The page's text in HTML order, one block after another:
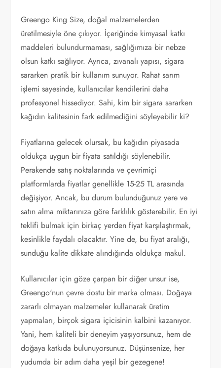
Greengo King Size, doğal malzemelerden
üretilmesiyle öne çıkıyor. İçeriğinde kimyasal katkı
maddeleri bulundurmaması, sağlığımıza bir nebze
olsun katkı sağlıyor. Ayrıca, zıvanalı yapısı, sigara
sararken pratik bir kullanım sunuyor. Rahat sarım
işlemi sayesinde, kullanıcılar kendilerini daha
profesyonel hissediyor. Sahi, kim bir sigara sararken
kağıdın kalitesinin fark edilmediğini söyleyebilir ki?
Fiyatlarına gelecek olursak, bu kağıdın piyasada
oldukça uygun bir fiyata satıldığı söylenebilir.
Perakende satış noktalarında ve çevrimiçi
platformlarda fiyatlar genellikle 15-25 TL arasında
değişiyor. Ancak, bu durum bulunduğunuz yere ve
satın alma miktarınıza göre farklılık gösterebilir. En iyi
teklifi bulmak için birkaç yerden fiyat karşılaştırmak,
kesinlikle faydalı olacaktır. Yine de, bu fiyat aralığı,
sunduğu kalite dikkate alındığında oldukça makul.
Kullanıcılar için göze çarpan bir diğer unsur ise,
Greengo'nun çevre dostu bir marka olması. Doğaya
zararlı olmayan malzemeler kullanarak üretim
yapmaları, birçok sigara içicisinin kalbini kazanıyor.
Yani, hem kaliteli bir deneyim yaşıyorsunuz, hem de
doğaya katkıda bulunuyorsunuz. Düşünsenize, her
yudumda bir adım daha yeşil bir gezegene!